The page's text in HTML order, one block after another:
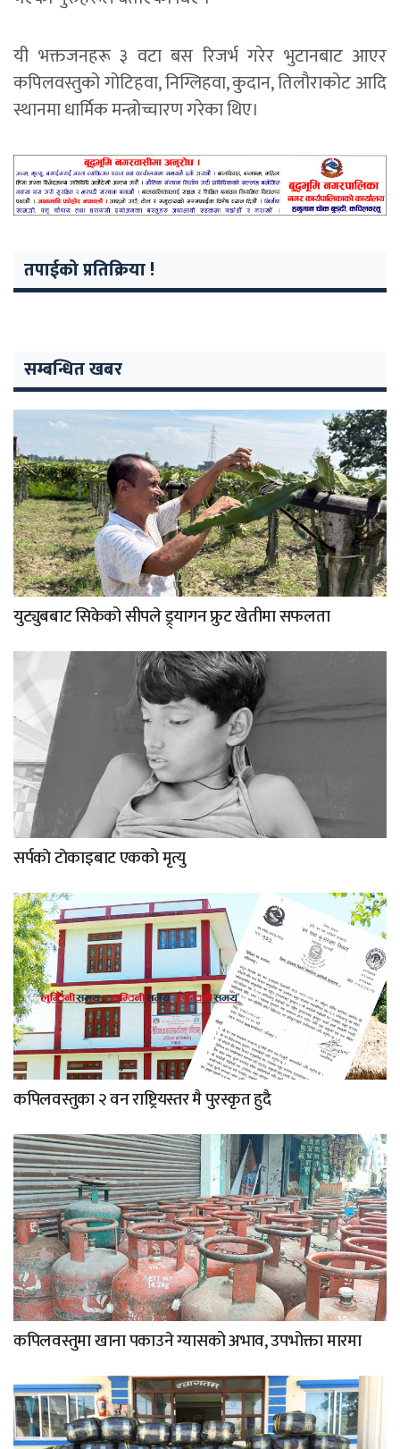
यी भक्तजनहरू ३ वटा बस रिजर्भ गरेर भुटानबाट आएर
कपिलवस्तुको गोटिहवा, निग्लिहवा, कुदान, तिलौराकोट आदि
स्थानमा धार्मिक मन्त्रोच्चारण गरेका थिए।
तपाईको प्रतिक्रिया !
सम्बन्धित खबर
युट्युबबाट सिकेको सीपले ड्र्यागन फ्रुट खेतीमा सफलता
सर्पकाे टाेकाइबाट एकको मृत्यु
कपिलवस्तुका २ वन राष्ट्रियस्तर मै पुरस्कृत हुदै
कपिलवस्तुमा खाना पकाउने ग्यासको अभाव, उपभोक्ता मारमा